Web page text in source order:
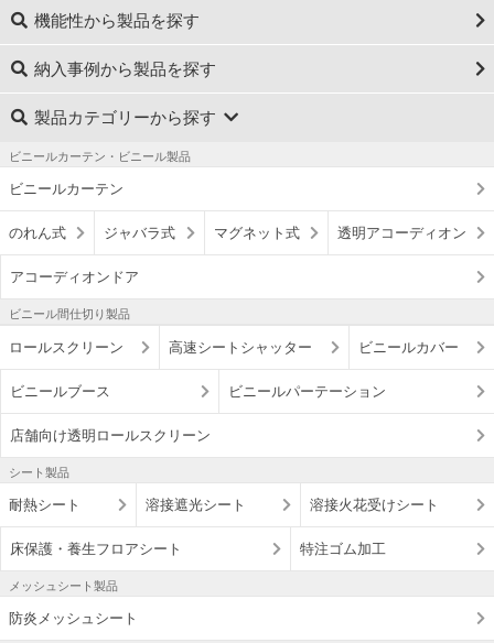
機能性から製品を探す
納入事例から製品を探す
製品カテゴリーから探す
ビニールカーテン・ビニール製品
ビニールカーテン
のれん式 ジャバラ式 マグネット式 透明アコーディオン
アコーディオンドア
ビニール間仕切り製品
ロールスクリーン 高速シートシャッター ビニールカバー
ビニールブース ビニールパーテーション
店舗向け透明ロールスクリーン
シート製品
耐熱シート 溶接遮光シート 溶接火花受けシート
床保護・養生フロアシート 特注ゴム加工
メッシュシート製品
防炎メッシュシート